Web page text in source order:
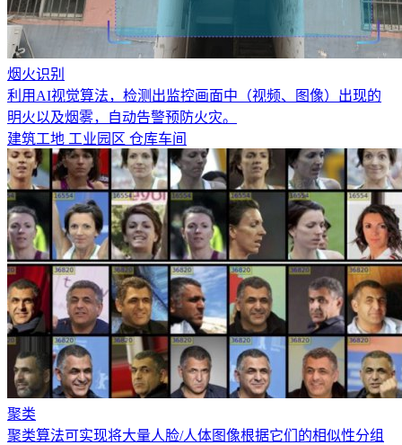
烟火识别
利用AI视觉算法，检测出监控画面中（视频、图像）出现的
明火以及烟雾，自动告警预防火灾。
建筑工地 工业园区 仓库车间
聚类
聚类算法可实现将大量人脸/人体图像根据它们的相似性分组